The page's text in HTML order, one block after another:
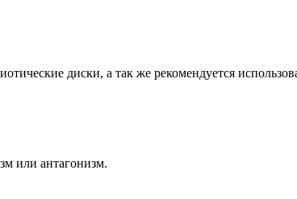
диски, а так же рекомендуется
или антагонизм.